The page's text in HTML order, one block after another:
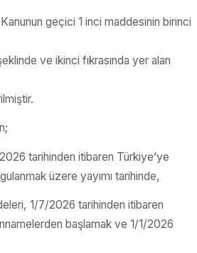
Kanunun geçici 1 inci maddesinin birinci
ve ikinci fıkrasında yer alan
tarihinden itibaren Türkiye’ye
üzere yayımı tarihinde,
1/7/2026 tarihinden itibaren
başlamak ve 1/1/2026